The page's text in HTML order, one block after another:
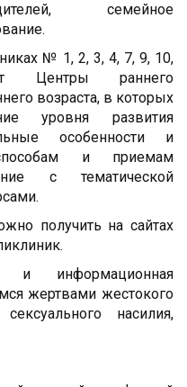
семейное
№ 1, 2, 3, 4, 7, 9, 10,
Центры раннего
возраста, в которых
уровня развития
особенности и
и приемам
с тематической
получить на сайтах
и информационная
жертвами жестокого
насилия,